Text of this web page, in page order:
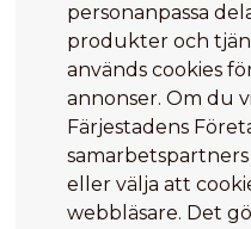
personanpassa
produkter och
används cookies
annonser. Om du
Färjestadens
eller välja att
webbläsare. Det